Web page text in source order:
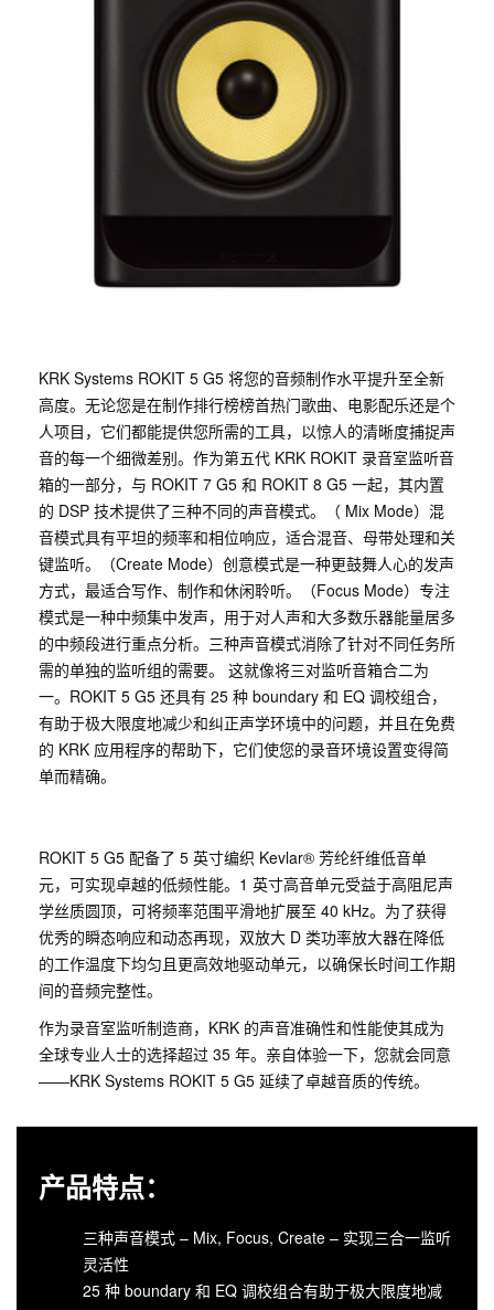
KRK Systems ROKIT 5 G5 将您的音频制作水平提升至全新
高度。无论您是在制作排行榜榜首热门歌曲、电影配乐还是个
人项目，它们都能提供您所需的工具，以惊人的清晰度捕捉声
音的每一个细微差别。作为第五代 KRK ROKIT 录音室监听音
箱的一部分，与 ROKIT 7 G5 和 ROKIT 8 G5 一起，其内置
的 DSP 技术提供了三种不同的声音模式。（ Mix Mode）混
音模式具有平坦的频率和相位响应，适合混音、母带处理和关
键监听。（Create Mode）创意模式是一种更鼓舞人心的发声
方式，最适合写作、制作和休闲聆听。（Focus Mode）专注
模式是一种中频集中发声，用于对人声和大多数乐器能量居多
的中频段进行重点分析。三种声音模式消除了针对不同任务所
需的单独的监听组的需要。 这就像将三对监听音箱合二为
一。ROKIT 5 G5 还具有 25 种 boundary 和 EQ 调校组合，
有助于极大限度地减少和纠正声学环境中的问题，并且在免费
的 KRK 应用程序的帮助下，它们使您的录音环境设置变得简
单而精确。
ROKIT 5 G5 配备了 5 英寸编织 Kevlar® 芳纶纤维低音单
元，可实现卓越的低频性能。1 英寸高音单元受益于高阻尼声
学丝质圆顶，可将频率范围平滑地扩展至 40 kHz。为了获得
优秀的瞬态响应和动态再现，双放大 D 类功率放大器在降低
的工作温度下均匀且更高效地驱动单元，以确保长时间工作期
间的音频完整性。
作为录音室监听制造商，KRK 的声音准确性和性能使其成为
全球专业人士的选择超过 35 年。亲自体验一下，您就会同意
——KRK Systems ROKIT 5 G5 延续了卓越音质的传统。
产品特点：
三种声音模式 – Mix, Focus, Create – 实现三合一监听
灵活性
25 种 boundary 和 EQ 调校组合有助于极大限度地减